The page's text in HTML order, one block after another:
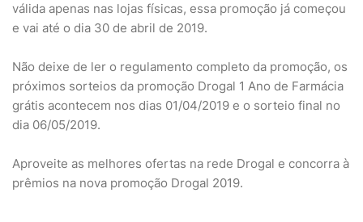
válida apenas nas lojas físicas, essa promoção já começou
e vai até o dia 30 de abril de 2019.
Não deixe de ler o regulamento completo da promoção, os
próximos sorteios da promoção Drogal 1 Ano de Farmácia
grátis acontecem nos dias 01/04/2019 e o sorteio final no
dia 06/05/2019.
Aproveite as melhores ofertas na rede Drogal e concorra à
prêmios na nova promoção Drogal 2019.